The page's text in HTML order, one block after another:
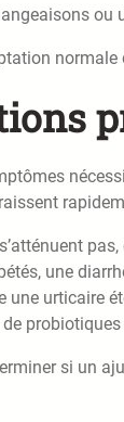
une
urticaire
si un